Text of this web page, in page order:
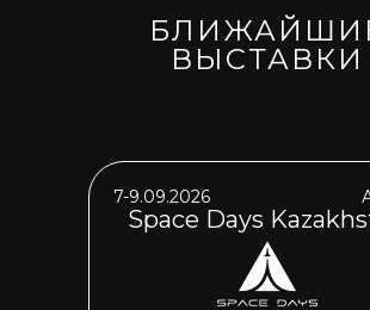
ВЫСТАВКИ
7-9.09.2026
Space Days